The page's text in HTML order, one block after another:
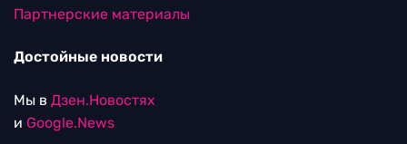
Партнерские материалы
Достойные новости
Мы в Дзен.Новостях
и Google.News